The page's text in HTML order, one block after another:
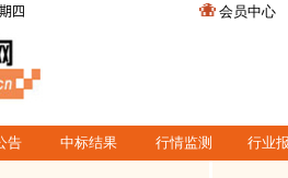
四 会员中心
告 中标结果 行情监测 行业